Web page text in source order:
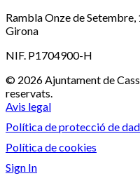
Rambla Onze de Setembre,
Girona
NIF. P1704900-H
© 2026 Ajuntament de
reservats.
Avis legal
Política de protecció de
Política de cookies
Sign In